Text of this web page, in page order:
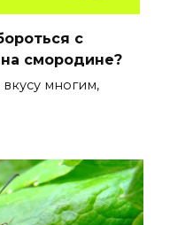
с
смородине?
многим,